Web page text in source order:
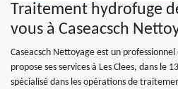
Traitement hydrofuge
vous à Caseacsch
Caseacsch Nettoyage est un
propose ses services à Les Clees, dans le
spécialisé dans les opérations de